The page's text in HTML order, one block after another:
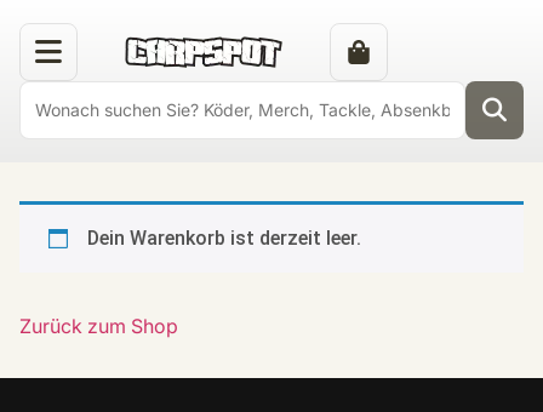
Dein Warenkorb ist derzeit leer.
Zurück zum Shop